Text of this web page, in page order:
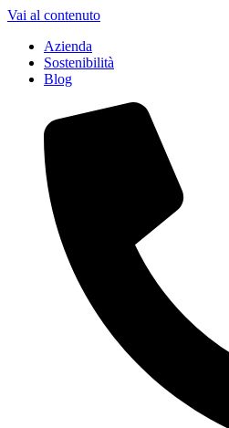
Vai al contenuto
Azienda
Sostenibilità
Blog